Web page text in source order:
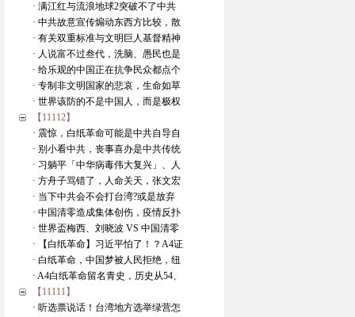
· 满江红与流浪地球2突破不了中共
· 中共故意宣传煽动东西方比较，散
· 有关双重标准与文明巨人基督精神
· 人说富不过叁代，洗脑、愚民也是
· 给乐观的中国正在抗争民众都点个
· 专制非文明国家的悲哀，生命如草
· 世界该防的不是中国人，而是极权
【11112】
· 震惊，白纸革命可能是中共自导自
· 别小看中共，丧事喜办是中共传统
· 习躺平「中华病毒伟大复兴」、人
· 方舟子骂错了，人命关天，张文宏
· 当下中共会不会打台湾?或是放弃
· 中国清零造成集体创伤，疫情反扑
· 世界盃梅西、刘晓波 VS 中国清零
· 【白纸革命】习近平怕了！？A4证
· 白纸革命，中国梦被人民拒绝，纽
· A4白纸革命留名青史，历史从54、
【11111】
· 听选票说话！台湾地方选举绿营怎